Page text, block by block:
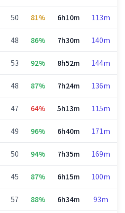
50 81% 6h10m 113m
48 86% 7h30m 140m
53 92% 8h52m 144m
48 87% 7h24m 136m
47 64% 5h13m 115m
49 96% 6h40m 171m
50 94% 7h35m 169m
45 87% 6h15m 100m
57 88% 6h34m 93m